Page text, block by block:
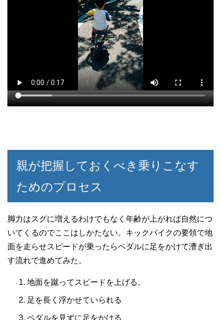
親が把握しておくべき乗りこなす
ためのプロセス
脚力はスグに増えるわけでもなく年齢が上がれば自然につ
いてくるのでここはしかたない。キックバイクの要領で地
面を走らせスピードが乗ったらペダルに足をかけて漕ぎ出
す流れで進めてみた。
地面を蹴ってスピードを上げる。
足を長く浮かせていられる
ペダルを見ずに足をかける